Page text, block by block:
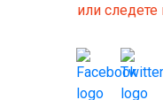
или